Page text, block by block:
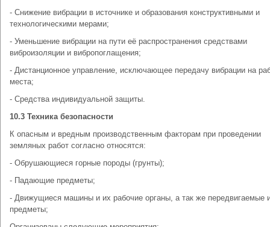
- Снижение вибрации в источнике и образования конструктивными и
технологическими мерами;
- Уменьшение вибрации на пути её распространения средствами
виброизоляции и вибропоглащения;
- Дистанционное управление, исключающее передачу вибрации на
места;
- Средства индивидуальной защиты.
10.3 Техника безопасности
К опасным и вредным производственным факторам при проведении
земляных работ согласно относятся:
- Обрушающиеся горные породы (грунты);
- Падающие предметы;
- Движущиеся машины и их рабочие органы, а так же передвигаемые
предметы;